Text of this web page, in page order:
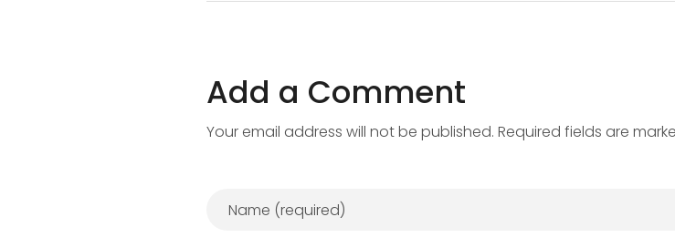
Add a Comment
Your email address will not be published. Required fields are